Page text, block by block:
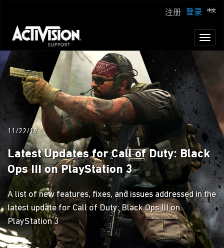
登录
注册
11/22/19
Latest Updates for Call of Duty: Black
Ops III on PlayStation 3
A list of new features, fixes, and issues addressed in the
latest update for Call of Duty: Black Ops III on
PlayStation 3